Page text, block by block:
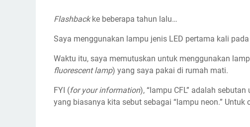
Flashbackke beberapa tahun lalu…
Saya menggunakan lampu jenis LED pertama kali
Waktu itu, saya memutuskan untuk menggunakan
fluorescent lamp) yang saya pakai di rumah mati.
FYI (for your information), “lampu CFL” adalah
yang biasanya kita sebut sebagai “lampu neon.”